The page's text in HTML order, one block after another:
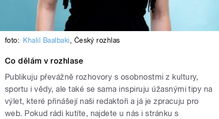
foto: Khalil Baalbaki, Český rozhlas
Co dělám v rozhlase
Publikuju převážně rozhovory s osobnostmi z kultury,
sportu i vědy, ale také se sama inspiruju úžasnými tipy na
výlet, které přinášejí naši redaktoři a já je zpracuju pro
web. Pokud rádi kutíte, najdete u nás i stránku s